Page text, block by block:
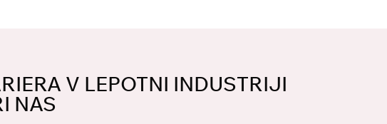
V LEPOTNI INDUSTRIJI
NAS